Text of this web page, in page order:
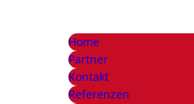
Home
Partner
Kontakt
Referenzen